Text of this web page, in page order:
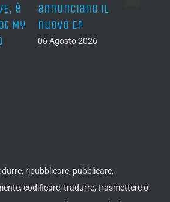
è
My
annunciano il
nuovo EP
06 Agosto 2026
ripubblicare, pubblicare,
codificare, tradurre, trasmettere o